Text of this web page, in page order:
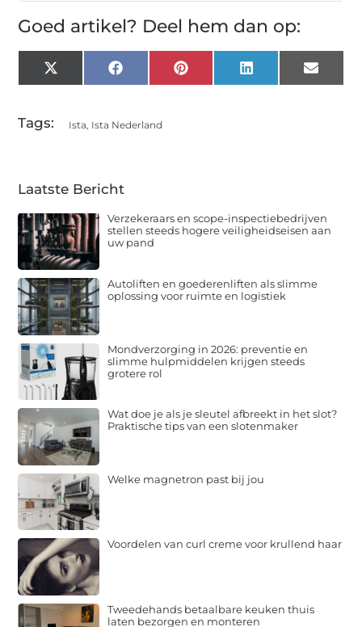
Goed artikel? Deel hem dan op:
X
(Twitter)
FacebookPinterestLinkedInEmail
Tags: Ista, Ista Nederland
Laatste Bericht
Verzekeraars en scope-inspectiebedrijven
stellen steeds hogere veiligheidseisen aan
uw pand
Autoliften en goederenliften als slimme
oplossing voor ruimte en logistiek
Mondverzorging in 2026: preventie en
slimme hulpmiddelen krijgen steeds
grotere rol
Wat doe je als je sleutel afbreekt in het slot?
Praktische tips van een slotenmaker
Welke magnetron past bij jou
Voordelen van curl creme voor krullend haar
Tweedehands betaalbare keuken thuis
laten bezorgen en monteren